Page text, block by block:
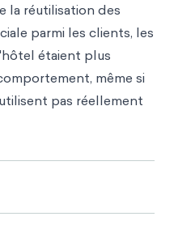
la réutilisation des
parmi les clients, les
étaient plus
même si
pas réellement